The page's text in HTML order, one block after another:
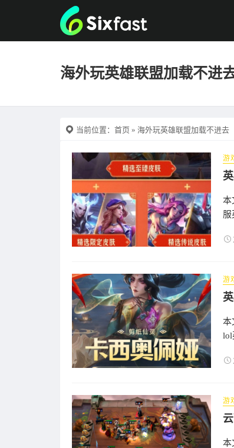
海外玩英雄联盟加载不进
当前位置： 首页 » 海外玩英雄联盟加载不进去
游
本
服
游
本
lol
游
本